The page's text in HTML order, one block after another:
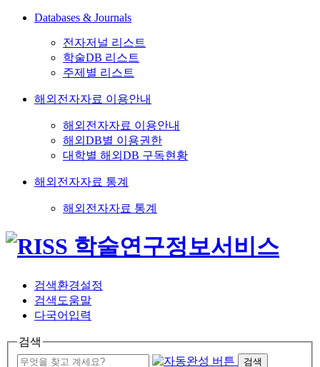
Databases & Journals
전자저널 리스트
학술DB 리스트
주제별 리스트
해외전자자료 이용안내
해외전자자료 이용안내
해외DB별 이용권한
대학별 해외DB 구독현황
해외전자자료 통계
해외전자자료 통계
검색환경설정
검색도움말
다국어입력
검색
검색